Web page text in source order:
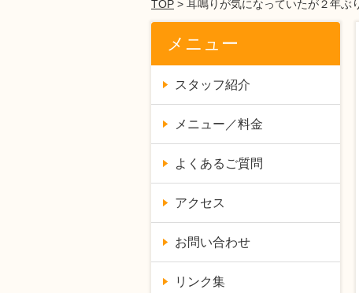
TOP > 耳鳴りが気になっていたが２年ぶ
メニュー
スタッフ紹介
メニュー／料金
よくあるご質問
アクセス
お問い合わせ
リンク集